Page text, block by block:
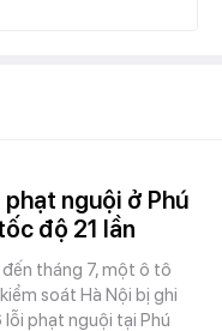
nguội ở Phú
độ 21 lần
tháng 7, một ô tô
soát Hà Nội bị ghi
phạt nguội tại Phú